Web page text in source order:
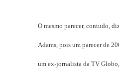
O mesmo parecer, contudo,
Adams, pois um parecer de
um ex-jornalista da TV